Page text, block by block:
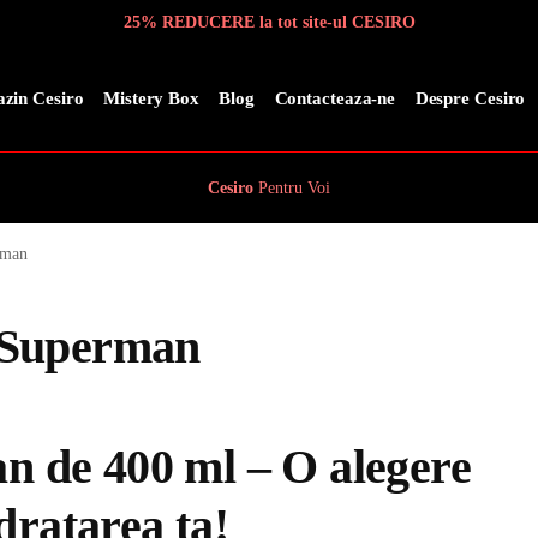
25% REDUCERE la tot site-ul CESIRO
Cesiro Mistery Box Blog Contacteaza-ne Despre Cesiro
Cesiro Pentru Voi
de 400 ml – O alegere
ta!